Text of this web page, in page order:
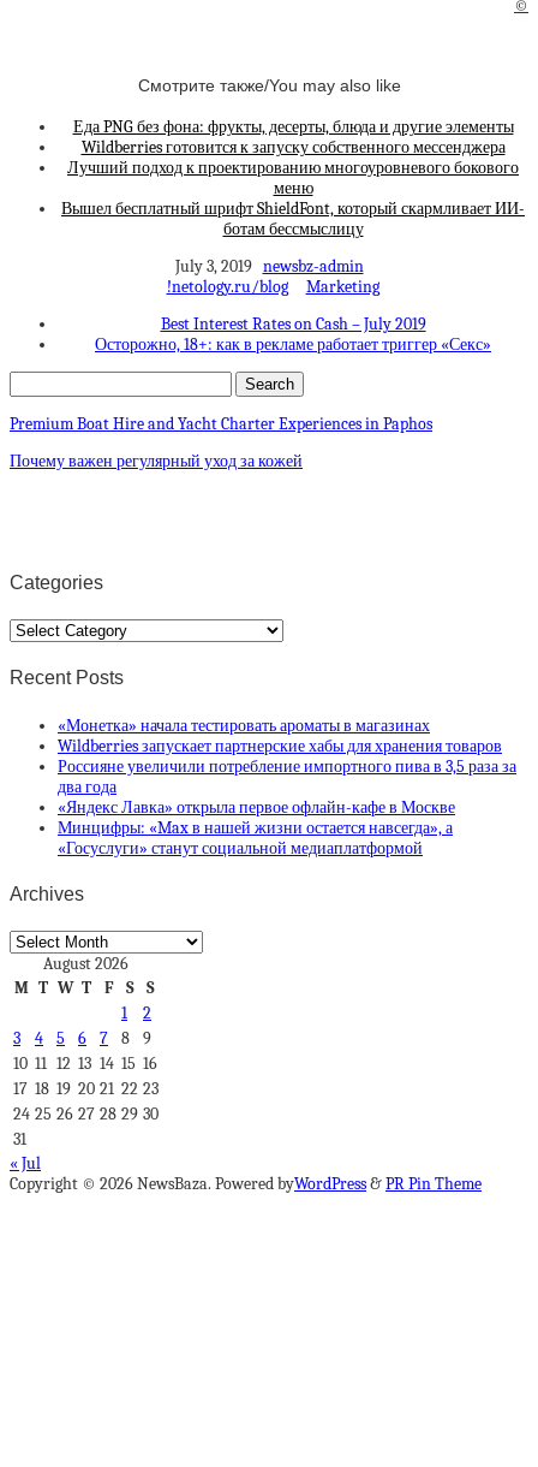
©
Смотрите также/You may also like
Еда PNG без фона: фрукты, десерты, блюда и другие элементы
Wildberries готовится к запуску собственного мессенджера
Лучший подход к проектированию многоуровневого бокового
меню
Вышел бесплатный шрифт ShieldFont, который скармливает ИИ-
ботам бессмыслицу
July 3, 2019 newsbz-admin
!netology.ru/blog
Marketing
Best Interest Rates on Cash – July 2019
Осторожно, 18+: как в рекламе работает триггер «Секс»
Premium Boat Hire and Yacht Charter Experiences in Paphos
Почему важен регулярный уход за кожей
Categories
Categories
Recent Posts
«Монетка» начала тестировать ароматы в магазинах
Wildberries запускает партнерские хабы для хранения товаров
Россияне увеличили потребление импортного пива в 3,5 раза за
два года
«Яндекс Лавка» открыла первое офлайн-кафе в Москве
Минцифры: «Max в нашей жизни остается навсегда», а
«Госуслуги» станут социальной медиаплатформой
Archives
Archives
August 2026
M T W T F S
S
1
2
3
4 5 6 7 8
9
10 11 12 13 14 15 16
17 18 19 20 21 22 23
24 25 26 27 28 29 30
31
« Jul
Copyright © 2026 NewsBaza. Powered byWordPress&PR Pin Theme